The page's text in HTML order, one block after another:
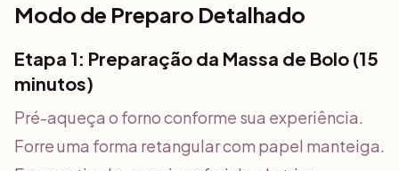
Modo de Preparo Detalhado
Etapa 1: Preparação da Massa de Bolo (15
minutos)
Pré-aqueça o forno conforme sua experiência.
Forre uma forma retangular com papel manteiga.